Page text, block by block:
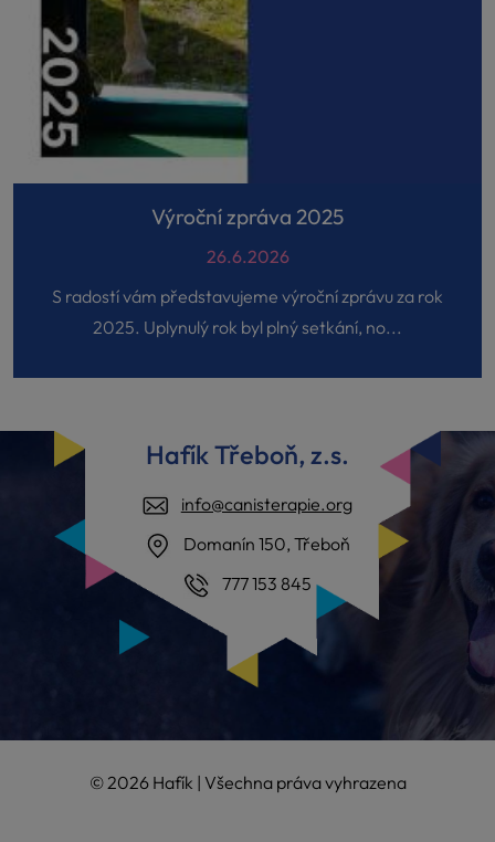
Výroční zpráva 2025
26.6.2026
S radostí vám představujeme výroční zprávu za rok
2025. Uplynulý rok byl plný setkání, no...
Hafík Třeboň, z.s.
info@canisterapie.org
Domanín 150, Třeboň
777 153 845
© 2026 Hafík | Všechna práva vyhrazena